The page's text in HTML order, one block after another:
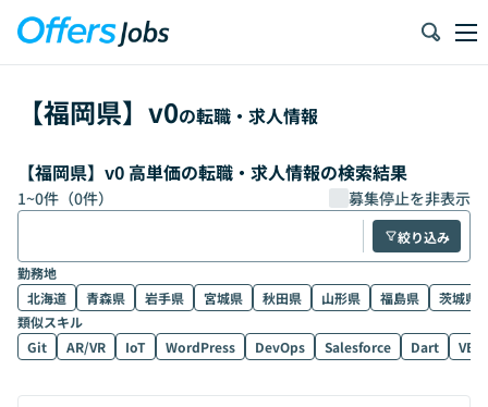
【福岡県】 v0の転職・求人情報
【福岡県】v0 高単価の転職・求人情報の検索結果
1~0件（0件） 募集停止を非表示
絞り込み
勤務地
北海道
青森県 岩手県 宮城県 秋田県 山形県 福島県
茨城県
類似スキル
Git
AR/VR IoT WordPress DevOps Salesforce Dart